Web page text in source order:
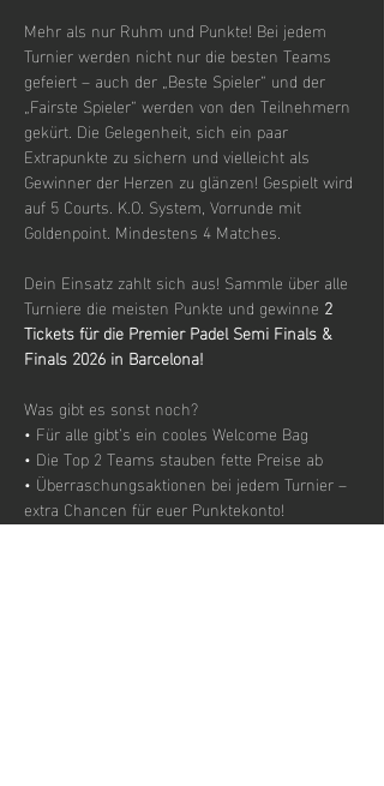
Mehr als nur Ruhm und Punkte! Bei jedem
Turnier werden nicht nur die besten Teams
gefeiert – auch der „Beste Spieler“ und der
„Fairste Spieler“ werden von den Teilnehmern
gekürt. Die Gelegenheit, sich ein paar
Extrapunkte zu sichern und vielleicht als
Gewinner der Herzen zu glänzen! Gespielt wird
auf 5 Courts. K.O. System, Vorrunde mit
Goldenpoint. Mindestens 4 Matches.
Dein Einsatz zahlt sich aus! Sammle über alle
Turniere die meisten Punkte und gewinne 2
Tickets für die Premier Padel Semi Finals &
Finals 2026 in Barcelona!
Was gibt es sonst noch?
• Für alle gibt’s ein cooles Welcome Bag
• Die Top 2 Teams stauben fette Preise ab
• Überraschungsaktionen bei jedem Turnier –
extra Chancen für euer Punktekonto!